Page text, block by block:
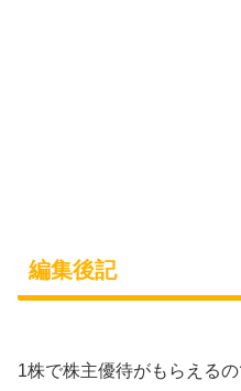
編集後記
1株で株主優待がもらえる